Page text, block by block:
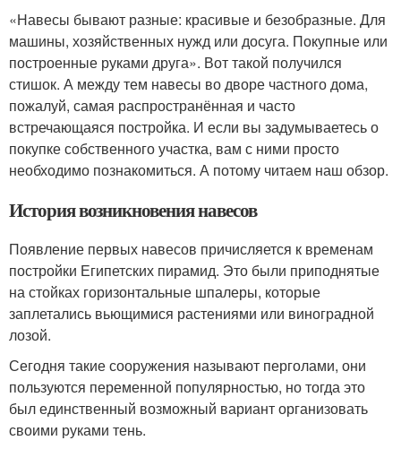
«Навесы бывают разные: красивые и безобразные. Для
машины, хозяйственных нужд или досуга. Покупные или
построенные руками друга». Вот такой получился
стишок. А между тем навесы во дворе частного дома,
пожалуй, самая распространённая и часто
встречающаяся постройка. И если вы задумываетесь о
покупке собственного участка, вам с ними просто
необходимо познакомиться. А потому читаем наш обзор.
История возникновения навесов
Появление первых навесов причисляется к временам
постройки Египетских пирамид. Это были приподнятые
на стойках горизонтальные шпалеры, которые
заплетались вьющимися растениями или виноградной
лозой.
Сегодня такие сооружения называют перголами, они
пользуются переменной популярностью, но тогда это
был единственный возможный вариант организовать
своими руками тень.